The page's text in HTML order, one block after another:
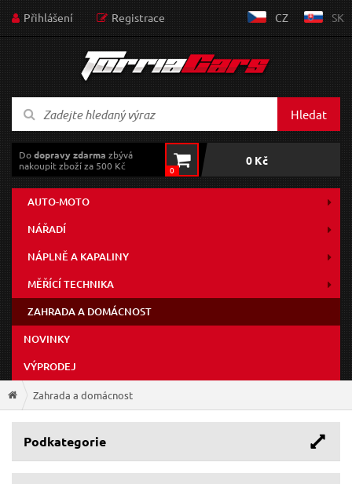
Přihlášení Registrace CZ SK
Hledat
Dodopravy zdarma zbývá
nakoupit zboží za 500 Kč
0
0 Kč
AUTO-MOTO
NÁŘADÍ
NÁPLNĚ A KAPALINY
MĚŘÍCÍ TECHNIKA
ZAHRADA A DOMÁCNOST
NOVINKY
VÝPRODEJ
Zahrada a domácnost
Podkategorie